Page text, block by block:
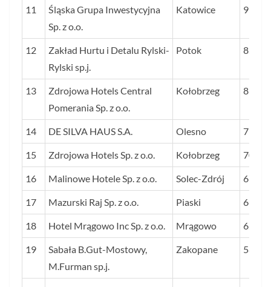
11
Śląska Grupa Inwestycyjna
Sp. z o.o.
Katowice 95
12
Zakład Hurtu i Detalu Rylski-
Rylski sp.j.
Potok 82
13
Zdrojowa Hotels Central
Pomerania Sp. z o.o.
Kołobrzeg 81
14 DE SILVA HAUS S.A. Olesno 71
15 Zdrojowa Hotels Sp. z o.o. Kołobrzeg 70
16 Malinowe Hotele Sp. z o.o. Solec-Zdrój 67
17 Mazurski Raj Sp. z o.o. Piaski 66
18 Hotel Mrągowo Inc Sp. z o.o. Mrągowo 62
19
Sabała B.Gut-Mostowy,
M.Furman sp.j.
Zakopane 58